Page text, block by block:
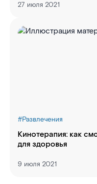
27 июля 2021
#Развлечения
Кинотерапия: как
для здоровья
9 июля 2021